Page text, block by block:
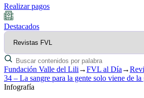
Realizar pagos
Destacados
Fundación Valle del Lili →FVL al Día →
34 – La sangre para la gente solo viene de la
Infografía